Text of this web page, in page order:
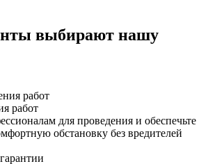
выбирают нашу
работ
для проведения и обеспечьте
обстановку без вредителей